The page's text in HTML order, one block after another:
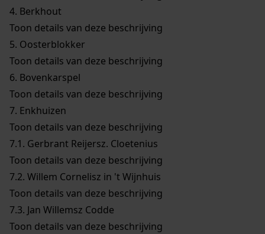
4. Berkhout
Toon details van deze beschrijving
5. Oosterblokker
Toon details van deze beschrijving
6. Bovenkarspel
Toon details van deze beschrijving
7. Enkhuizen
Toon details van deze beschrijving
7.1. Gerbrant Reijersz. Cloetenius
Toon details van deze beschrijving
7.2. Willem Cornelisz in 't Wijnhuis
Toon details van deze beschrijving
7.3. Jan Willemsz Codde
Toon details van deze beschrijving